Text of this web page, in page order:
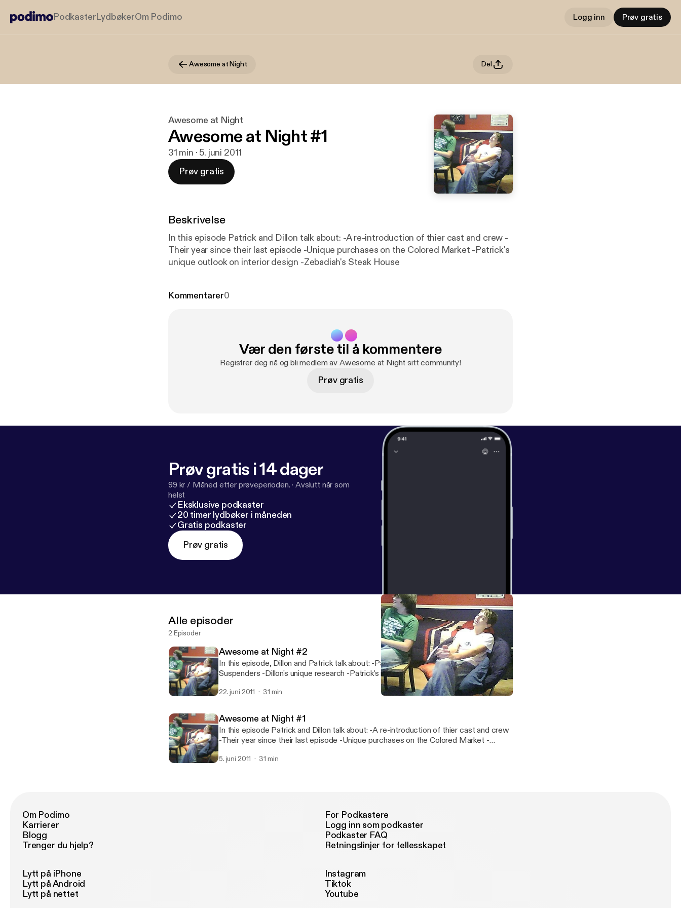
PodkasterLydbøkerOm Podimo Logg inn Prøv gratis
Awesome at Night Del
Awesome at Night
Awesome at Night #1
31 min · 5. juni 2011
Prøv gratis
Beskrivelse
In this episode Patrick and Dillon talk about: -A re-introduction of thier cast and crew -
Their year since their last episode -Unique purchases on the Colored Market -Patrick's
unique outlook on interior design -Zebadiah's Steak House
Kommentarer0
Vær den første til å kommentere
Registrer deg nå og bli medlem av Awesome at Night sitt community!
Prøv gratis
Prøv gratis i 14 dager
99 kr / Måned etter prøveperioden. ·Avslutt når som
helst
Eksklusive podkaster
20 timer lydbøker i måneden
Gratis podkaster
Prøv gratis
Alle episoder
2 Episoder
Awesome at Night #2
In this episode, Dillon and Patrick talk about: -Patrick's clothing debacle -Belts vs.
Suspenders -Dillon's unique research -Patrick's newly aquired pet -Advice on toe
22. juni 2011 31 min
Awesome at Night #1
In this episode Patrick and Dillon talk about: -A re-introduction of thier cast and crew
-Their year since their last episode -Unique purchases on the Colored Market -
5. juni 2011 31 min
Om Podimo
Karrierer
Blogg
Trenger du hjelp?
For Podkastere
Logg inn som podkaster
Podkaster FAQ
Retningslinjer for fellesskapet
Lytt på iPhone
Lytt på Android
Lytt på nettet
Instagram
Tiktok
Youtube